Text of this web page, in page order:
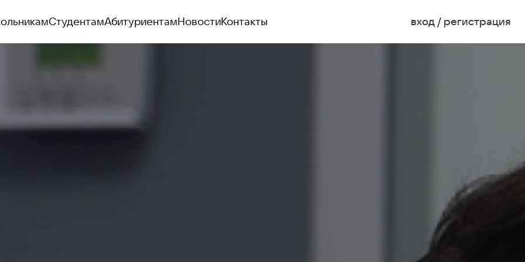
СтудентамАбитуриентамНовостиКонтакты вход / регистрация